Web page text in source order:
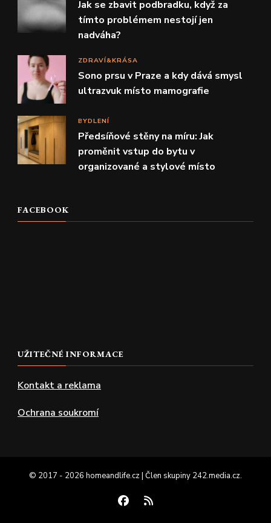
Jak se zbavit podbradku, když za
tímto problémem nestojí jen
nadváha?
ZDRAVÍ&KRÁSA
Sono prsu v Praze a kdy dává smysl
ultrazvuk místo mamografie
BYDLENÍ
Předsíňové stěny na míru: Jak
proměnit vstup do bytu v
organizované a stylové místo
FACEBOOK
UŽITEČNÉ INFORMACE
Kontakt a reklama
Ochrana soukromí
© 2017 - 2026 homeandlife.cz | Člen skupiny 242.media.cz.